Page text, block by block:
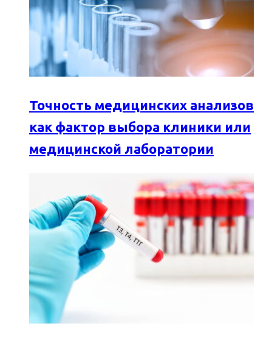
Точность медицинских анализов
как фактор выбора клиники или
медицинской лаборатории